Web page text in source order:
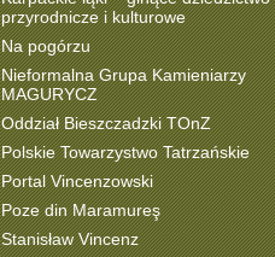
przyrodnicze i kulturowe
Na pogórzu
Nieformalna Grupa Kamieniarzy
MAGURYCZ
Oddział Bieszczadzki TOnZ
Polskie Towarzystwo Tatrzańskie
Portal Vincenzowski
Poze din Maramureş
Stanisław Vincenz